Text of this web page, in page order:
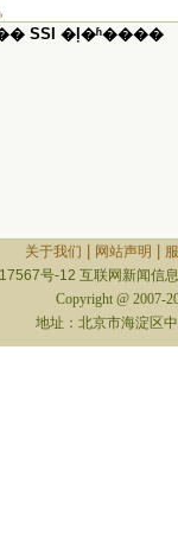
SSI �ļ�ʱ����
关于我们 网站声明
号-12 互联网新闻信
Copyright @ 2007-
地址：北京市海淀区